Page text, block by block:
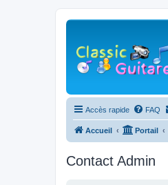
Accès rapide FAQ
Accueil Portail
Contact Admin